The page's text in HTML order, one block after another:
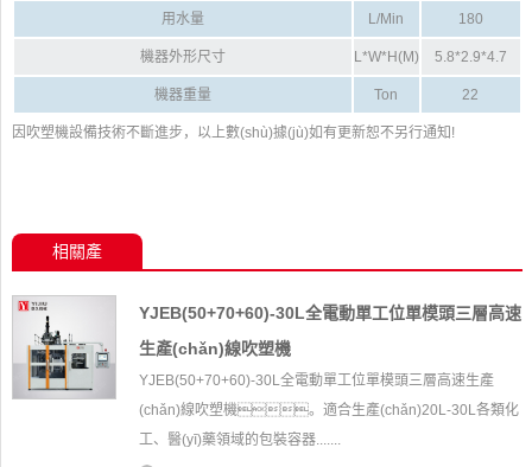
用水量 L/Min 180
機器外形尺寸 L*W*H(M) 5.8*2.9*4.7
機器重量 Ton 22
因吹塑機設備技術不斷進步，以上數(shù)據(jù)如有更新恕不另行通知!
相關產
YJEB(50+70+60)-30L全電動單工位單模頭三層高速
生產(chǎn)線吹塑機
YJEB(50+70+60)-30L全電動單工位單模頭三層高速生產
(chǎn)線吹塑機。適合生產(chǎn)20L-30L各類化
工、醫(yī)藥領域的包裝容器.......